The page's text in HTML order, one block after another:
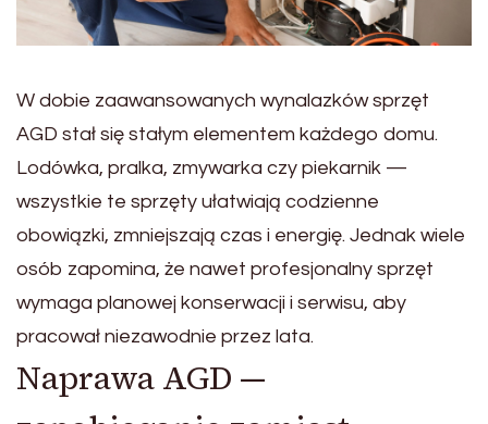
W dobie zaawansowanych wynalazków sprzęt
AGD stał się stałym elementem każdego domu.
Lodówka, pralka, zmywarka czy piekarnik —
wszystkie te sprzęty ułatwiają codzienne
obowiązki, zmniejszają czas i energię. Jednak wiele
osób zapomina, że nawet profesjonalny sprzęt
wymaga planowej konserwacji i serwisu, aby
pracował niezawodnie przez lata.
Naprawa AGD —